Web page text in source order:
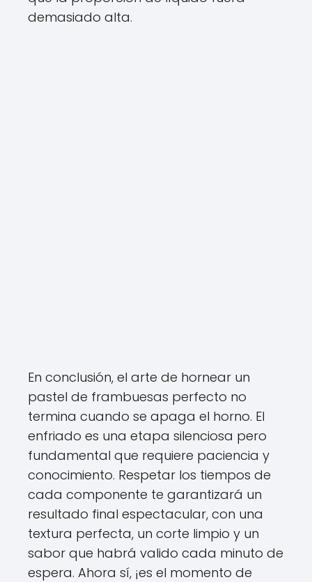
demasiado alta.
En conclusión, el arte de hornear un
pastel de frambuesas perfecto no
termina cuando se apaga el horno. El
enfriado es una etapa silenciosa pero
fundamental que requiere paciencia y
conocimiento. Respetar los tiempos de
cada componente te garantizará un
resultado final espectacular, con una
textura perfecta, un corte limpio y un
sabor que habrá valido cada minuto de
espera. Ahora sí, ¡es el momento de